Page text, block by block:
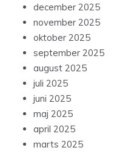
december 2025
november 2025
oktober 2025
september 2025
august 2025
juli 2025
juni 2025
maj 2025
april 2025
marts 2025